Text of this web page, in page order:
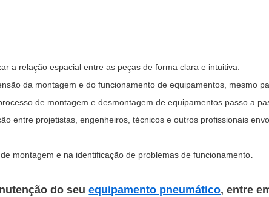
a relação espacial entre as peças de forma clara e intuitiva.
da montagem e do funcionamento de equipamentos, mesmo
de montagem e desmontagem de equipamentos passo a
entre projetistas, engenheiros, técnicos e outros profissionais
montagem e na identificação de problemas de funcionamento.
do seuequipamento pneumático, entre